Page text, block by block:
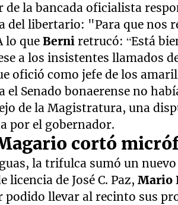
la bancada oficialista
del libertario: "Para que nos
lo queBerniretrucó: “Está
a los insistentes llamados
ofició como jefe de los
el Senado bonaerense no
de la Magistratura, una
por el gobernador.
cortó
la trifulca sumó un
licencia de José C. Paz,Mario
podido llevar al recinto sus